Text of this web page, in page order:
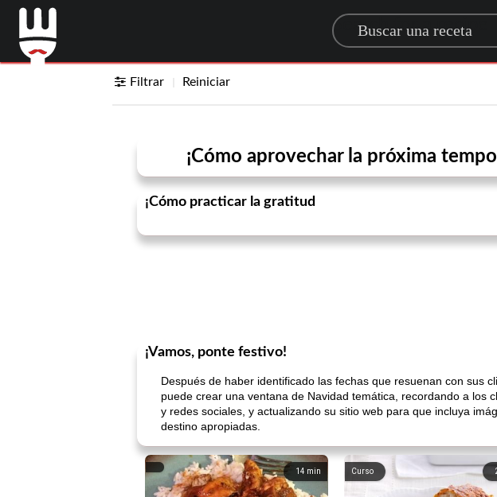
Search for a recipe
Filtrar Reiniciar
¡Cómo aprovechar la próxima
¡Cómo practicar la gratitud
¡Vamos, ponte festivo!
Después de haber identificado las fechas que resuenan con sus
puede crear una ventana de Navidad temática, recordando a los
y redes sociales, y actualizando su sitio web para que incluya
destino apropiadas.
14 min Curso